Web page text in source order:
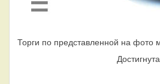
Торги по представленной на фото